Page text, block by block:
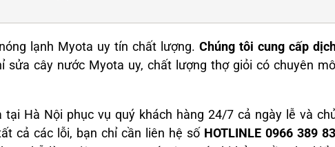
lạnh Myota uy tín chất lượng. Chúng tôi cung cấp
sửa cây nước Myota uy, chất lượng thợ giỏi có chuyên
Hà Nội phục vụ quý khách hàng 24/7 cả ngày lễ và
cả các lỗi, bạn chỉ cần liên hệ số HOTLINLE 0966 389